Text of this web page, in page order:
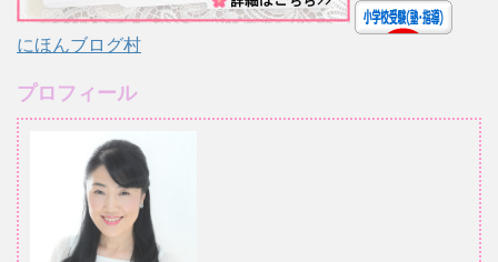
にほんブログ村
プロフィール